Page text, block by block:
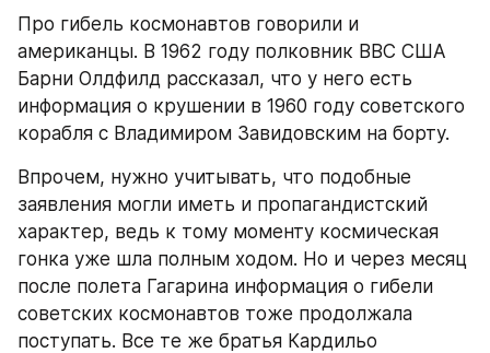
Про гибель космонавтов говорили и
американцы. В 1962 году полковник ВВС США
Барни Олдфилд рассказал, что у него есть
информация о крушении в 1960 году советского
корабля с Владимиром Завидовским на борту.
Впрочем, нужно учитывать, что подобные
заявления могли иметь и пропагандистский
характер, ведь к тому моменту космическая
гонка уже шла полным ходом. Но и через месяц
после полета Гагарина информация о гибели
советских космонавтов тоже продолжала
поступать. Все те же братья Кардильо